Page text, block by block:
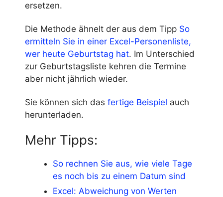
ersetzen.
Die Methode ähnelt der aus dem Tipp So
ermitteln Sie in einer Excel-Personenliste,
wer heute Geburtstag hat. Im Unterschied
zur Geburtstagsliste kehren die Termine
aber nicht jährlich wieder.
Sie können sich das fertige Beispiel auch
herunterladen.
Mehr Tipps:
So rechnen Sie aus, wie viele Tage
es noch bis zu einem Datum sind
Excel: Abweichung von Werten